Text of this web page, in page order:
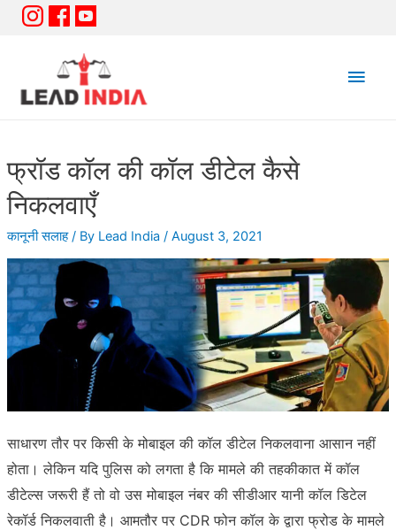
Main
फ्रॉड कॉल की कॉल डीटेल कैसे
निकलवाएँ
कानूनी सलाह/ By Lead India / August 3, 2021
साधारण तौर पर किसी के मोबाइल की कॉल डीटेल निकलवाना आसान नहीं
होता। लेकिन यदि पुलिस को लगता है कि मामले की तहकीकात में कॉल
डीटेल्स जरूरी हैं तो वो उस मोबाइल नंबर की सीडीआर यानी कॉल डिटेल
रेकॉर्ड निकलवाती है। आमतौर पर CDR फोन कॉल के द्वारा फ्रोड के मामले